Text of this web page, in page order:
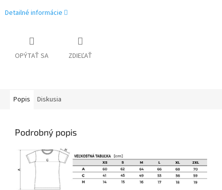
Detailné informácie
OPÝTAŤ SA ZDIEĽAŤ
Popis Diskusia
Podrobný popis